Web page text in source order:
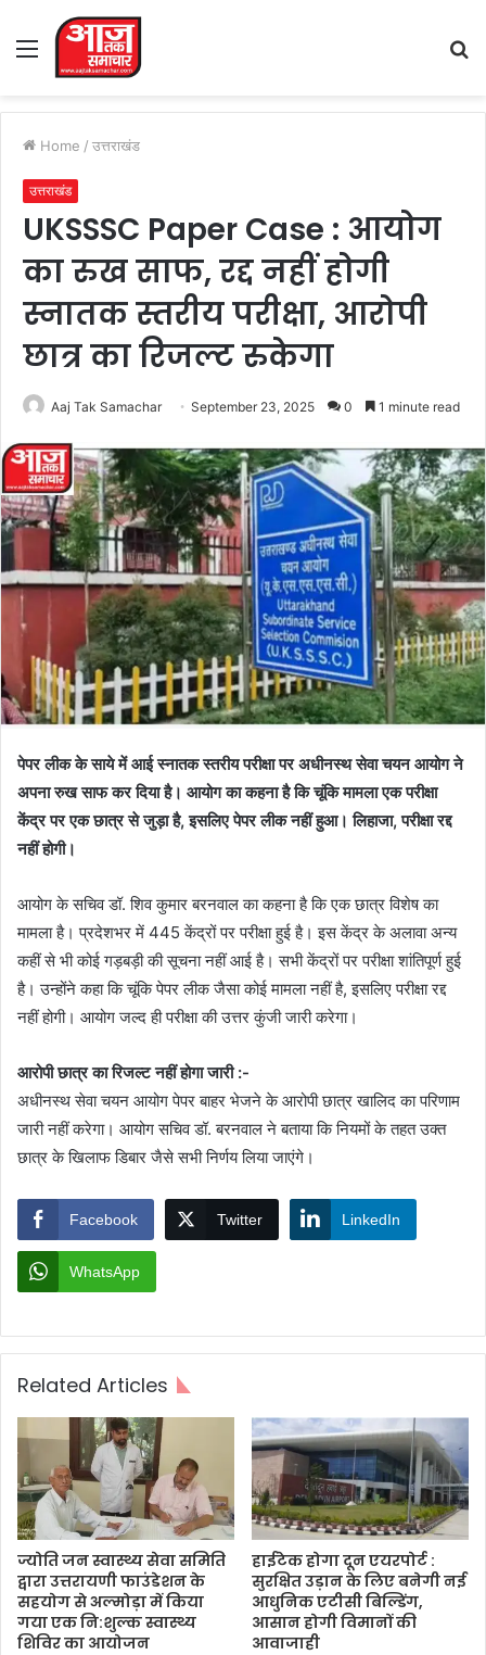
Menu
Home / उत्तराखंड
उत्तराखंड
UKSSSC Paper Case : आयोग
का रुख साफ, रद्द नहीं होगी
स्नातक स्तरीय परीक्षा, आरोपी
छात्र का रिजल्ट रुकेगा
Aaj Tak Samachar September 23, 2025 0 1 minute read
पेपर लीक के साये में आई स्नातक स्तरीय परीक्षा पर अधीनस्थ सेवा चयन आयोग ने
अपना रुख साफ कर दिया है। आयोग का कहना है कि चूंकि मामला एक परीक्षा
केंद्र पर एक छात्र से जुड़ा है, इसलिए पेपर लीक नहीं हुआ। लिहाजा, परीक्षा रद्द
नहीं होगी।
आयोग के सचिव डॉ. शिव कुमार बरनवाल का कहना है कि एक छात्र विशेष का
मामला है। प्रदेशभर में 445 केंद्रों पर परीक्षा हुई है। इस केंद्र के अलावा अन्य
कहीं से भी कोई गड़बड़ी की सूचना नहीं आई है। सभी केंद्रों पर परीक्षा शांतिपूर्ण हुई
है। उन्होंने कहा कि चूंकि पेपर लीक जैसा कोई मामला नहीं है, इसलिए परीक्षा रद्द
नहीं होगी। आयोग जल्द ही परीक्षा की उत्तर कुंजी जारी करेगा।
आरोपी छात्र का रिजल्ट नहीं होगा जारी :-
अधीनस्थ सेवा चयन आयोग पेपर बाहर भेजने के आरोपी छात्र खालिद का परिणाम
जारी नहीं करेगा। आयोग सचिव डॉ. बरनवाल ने बताया कि नियमों के तहत उक्त
छात्र के खिलाफ डिबार जैसे सभी निर्णय लिया जाएंगे।
Facebook Twitter LinkedIn
WhatsApp
Related Articles
ज्योति जन स्वास्थ्य सेवा समिति
द्वारा उत्तरायणी फाउंडेशन के
सहयोग से अल्मोड़ा में किया
गया एक नि:शुल्क स्वास्थ्य
शिविर का आयोजन
हाईटेक होगा दून एयरपोर्ट :
सुरक्षित उड़ान के लिए बनेगी नई
आधुनिक एटीसी बिल्डिंग,
आसान होगी विमानों की
आवाजाही